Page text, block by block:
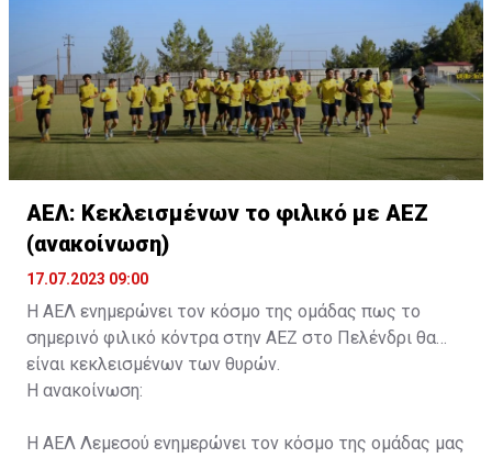
ΑΕΛ: Κεκλεισμένων το φιλικό με ΑΕΖ
(ανακοίνωση)
17.07.2023 09:00
Η ΑΕΛ ενημερώνει τον κόσμο της ομάδας πως το
σημερινό φιλικό κόντρα στην ΑΕΖ στο Πελένδρι θα
είναι κεκλεισμένων των θυρών.
Η ανακοίνωση:
Η ΑΕΛ Λεμεσού ενημερώνει τον κόσμο της ομάδας μας